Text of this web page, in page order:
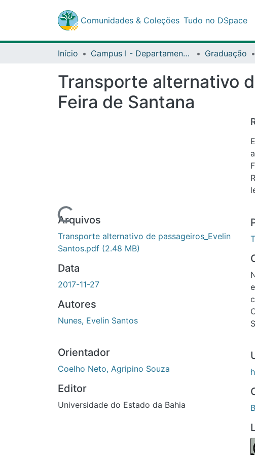
Comunidades & Coleções Tudo no DSpace
Início Campus I - Departamento de Ciências Exata e da Terra (DCET) - Salvador Graduação
Transporte alternativo
de Santana
Carregando...
Arquivos
Transporte alternativo de passageiros_Evelin
Santos.pdf(2.48 MB)
Data
2017-11-27
Autores
Nunes, Evelin Santos
Orientador
Coelho Neto, Agripino Souza
Editor
Universidade do Estado da Bahia